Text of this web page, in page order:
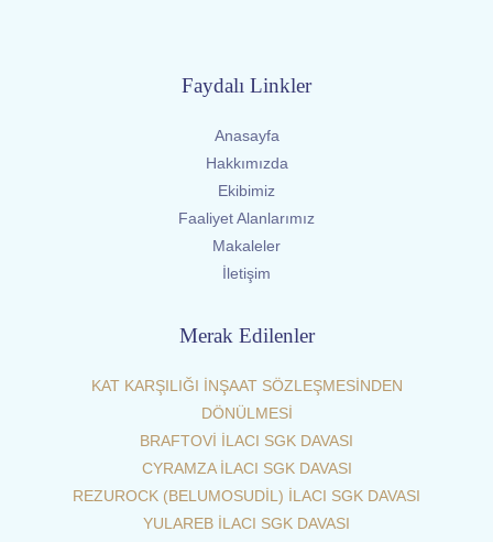
Faydalı Linkler
Anasayfa
Hakkımızda
Ekibimiz
Faaliyet Alanlarımız
Makaleler
İletişim
Merak Edilenler
KAT KARŞILIĞI İNŞAAT SÖZLEŞMESİNDEN
DÖNÜLMESİ
BRAFTOVİ İLACI SGK DAVASI
CYRAMZA İLACI SGK DAVASI
REZUROCK (BELUMOSUDİL) İLACI SGK DAVASI
YULAREB İLACI SGK DAVASI